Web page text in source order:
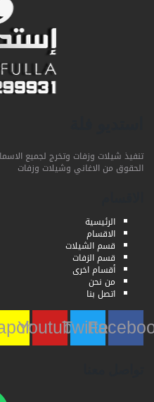
تنفيذ شيلات وزفات وتخرج لجميع
الحقوق من الاغاني وشيلات وزفات
الرئيسية
الاقسام
قسم الشيلات
قسم الزفات
أقسام اخرى
من نحن
اتصل بنا
Twitter
Youtube